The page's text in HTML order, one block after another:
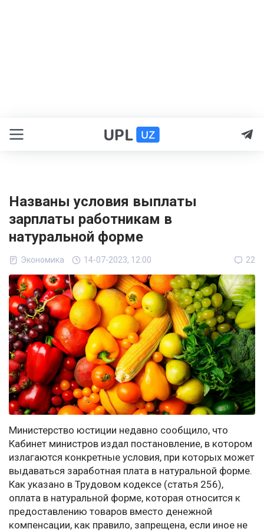
Названы условия выплаты
зарплаты работникам в
натуральной форме
Экономика 14-07-2023, 12:00 22
Министерство юстиции недавно сообщило, что
Кабинет министров издал постановление, в котором
излагаются конкретные условия, при которых может
выдаваться заработная плата в натуральной форме.
Как указано в Трудовом кодексе (статья 256),
оплата в натуральной форме, которая относится к
предоставлению товаров вместо денежной
компенсации, как правило, запрещена, если иное не